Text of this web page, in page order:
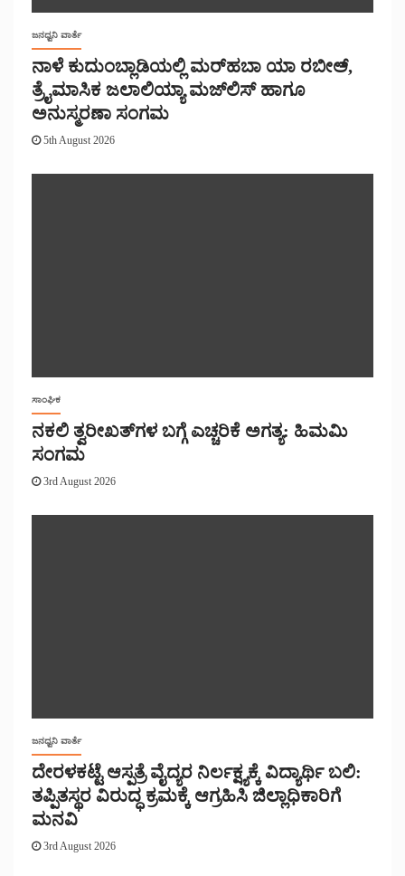
ಜನಧ್ವನಿ ವಾರ್ತೆ
ನಾಳೆ ಕುದುಂಬ್ಲಾಡಿಯಲ್ಲಿ ಮರ್‌‌ಹಬಾ ಯಾ ರಬೀಅ್,
ತ್ರೈಮಾಸಿಕ ಜಲಾಲಿಯ್ಯಾ ಮಜ್‌‌ಲಿಸ್‌‌ ಹಾಗೂ
ಅನುಸ್ಮರಣಾ ಸಂಗಮ
5th August 2026
ಸಾಂಘಿಕ
ನಕಲಿ ತ್ವರೀಖತ್‌ಗಳ ಬಗ್ಗೆ ಎಚ್ಚರಿಕೆ ಅಗತ್ಯ: ಹಿಮಮಿ
ಸಂಗಮ
3rd August 2026
ಜನಧ್ವನಿ ವಾರ್ತೆ
ದೇರಳಕಟ್ಟೆ ಆಸ್ಪತ್ರೆ ವೈದ್ಯರ ನಿರ್ಲಕ್ಷ್ಯಕ್ಕೆ ವಿದ್ಯಾರ್ಥಿ ಬಲಿ:
ತಪ್ಪಿತಸ್ಥರ ವಿರುದ್ಧ ಕ್ರಮಕ್ಕೆ ಆಗ್ರಹಿಸಿ ಜಿಲ್ಲಾಧಿಕಾರಿಗೆ
ಮನವಿ
3rd August 2026